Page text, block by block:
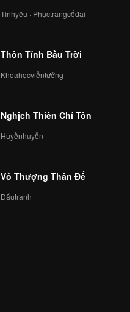
Tìnhyêu · Phụctrangcổđại
Thôn Tính Bầu Trời
Khoahọcviễntưởng
Nghịch Thiên Chí Tôn
Huyềnhuyễn
Vô Thượng Thần Đế
Đấutranh